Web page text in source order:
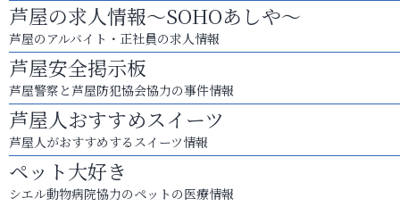
芦屋の求人情報～SOHOあしや～
芦屋のアルバイト・正社員の求人情報
芦屋安全掲示板
芦屋警察と芦屋防犯協会協力の事件情報
芦屋人おすすめスイーツ
芦屋人がおすすめするスイーツ情報
ペット大好き
シエル動物病院協力のペットの医療情報